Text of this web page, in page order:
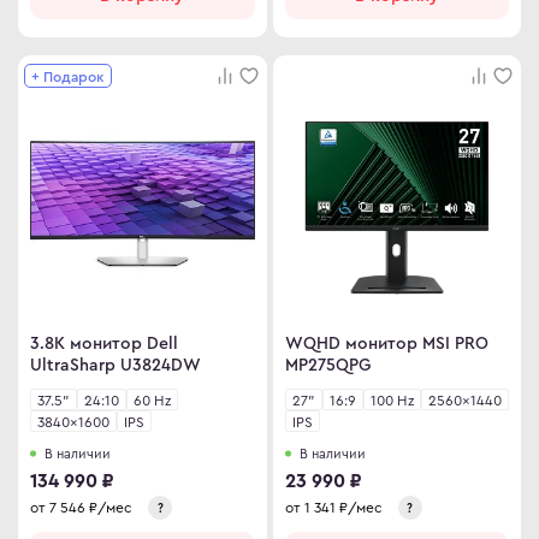
+ Подарок
3.8K монитор Dell
UltraSharp U3824DW
37.5" 24:10
60 Hz
3840×1600
IPS
В наличии
134 990 ₽
от 7 546 ₽/мес ?
WQHD монитор MSI PRO
MP275QPG
27" 16:9 100 Hz
2560×1440
IPS
В наличии
23 990 ₽
от 1 341 ₽/мес ?